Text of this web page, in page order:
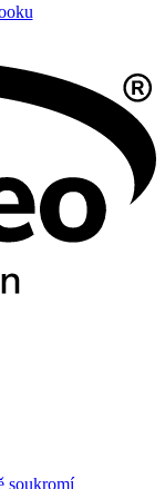
soukromí